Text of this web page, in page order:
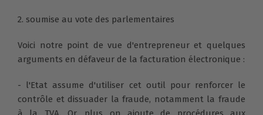
2. soumise au vote des parlementaires
Voici notre point de vue d'entrepreneur et quelques
arguments en défaveur de la facturation électronique :
- l'Etat assume d'utiliser cet outil pour renforcer le
contrôle et dissuader la fraude, notamment la fraude